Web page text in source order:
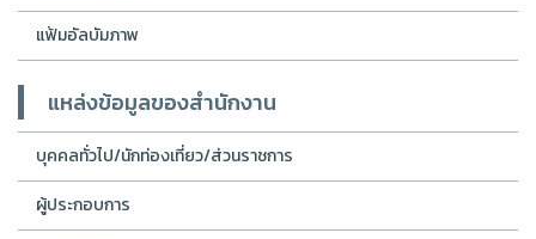
แฟ้มอัลบัมภาพ
แหล่งข้อมูลของสำนักงาน
บุคคลทั่วไป/นักท่องเที่ยว/ส่วนราชการ
ผู้ประกอบการ